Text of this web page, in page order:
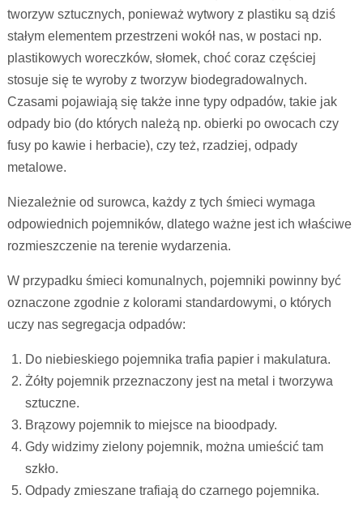
tworzyw sztucznych, ponieważ wytwory z plastiku są dziś
stałym elementem przestrzeni wokół nas, w postaci np.
plastikowych woreczków, słomek, choć coraz częściej
stosuje się te wyroby z tworzyw biodegradowalnych.
Czasami pojawiają się także inne typy odpadów, takie jak
odpady bio (do których należą np. obierki po owocach czy
fusy po kawie i herbacie), czy też, rzadziej, odpady
metalowe.
Niezależnie od surowca, każdy z tych śmieci wymaga
odpowiednich pojemników, dlatego ważne jest ich właściwe
rozmieszczenie na terenie wydarzenia.
W przypadku śmieci komunalnych, pojemniki powinny być
oznaczone zgodnie z kolorami standardowymi, o których
uczy nas segregacja odpadów:
Do niebieskiego pojemnika trafia papier i makulatura.
Żółty pojemnik przeznaczony jest na metal i tworzywa
sztuczne.
Brązowy pojemnik to miejsce na bioodpady.
Gdy widzimy zielony pojemnik, można umieścić tam
szkło.
Odpady zmieszane trafiają do czarnego pojemnika.